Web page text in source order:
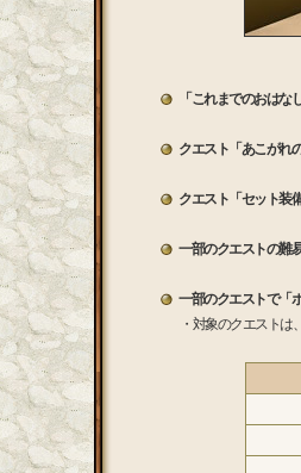
「これまでのおは
クエスト「あこがれ
クエスト「セット装
一部のクエストの難
一部のクエストで「
・対象のクエストは